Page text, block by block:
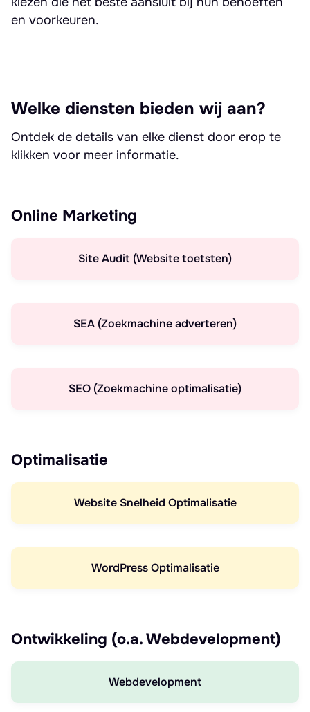
en voorkeuren.
Welke diensten bieden wij aan?
Ontdek de details van elke dienst door erop te
klikken voor meer informatie.
Online Marketing
Site Audit (Website toetsten)
SEA (Zoekmachine adverteren)
SEO (Zoekmachine optimalisatie)
Optimalisatie
Website Snelheid Optimalisatie
WordPress Optimalisatie
Ontwikkeling (o.a. Webdevelopment)
Webdevelopment